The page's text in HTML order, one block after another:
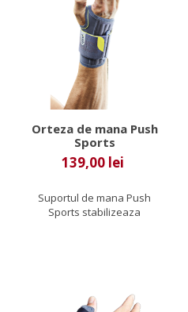
Orteza de mana Push
Sports
139,00 lei
Suportul de mana Push
Sports stabilizeaza